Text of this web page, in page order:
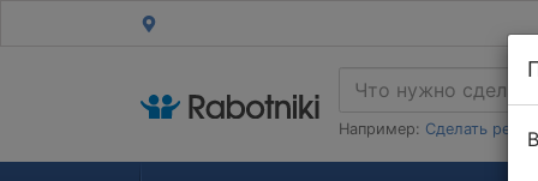
Например: Сделать